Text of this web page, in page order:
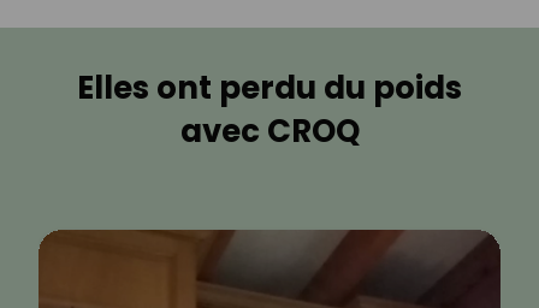
Elles ont perdu du poids
avec CROQ